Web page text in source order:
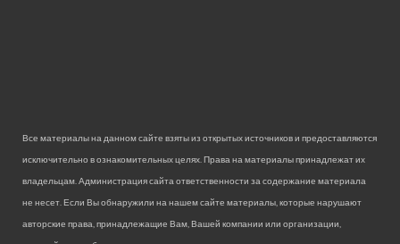
Все материалы на данном сайте взяты из открытых источников и предоставляются
исключительно в ознакомительных целях. Права на материалы принадлежат их
владельцам. Администрация сайта ответственности за содержание материала
не несет. Если Вы обнаружили на нашем сайте материалы, которые нарушают
авторские права, принадлежащие Вам, Вашей компании или организации,